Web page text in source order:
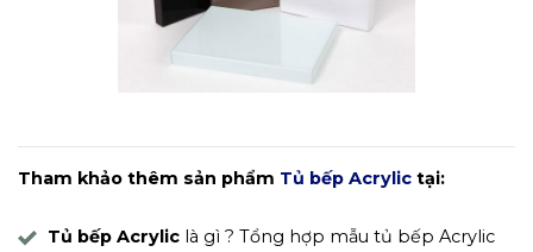
Tham khảo thêm sản phẩm Tủ bếp Acrylic tại:
Tủ bếp Acrylic là gì ? Tổng hợp mẫu tủ bếp Acrylic